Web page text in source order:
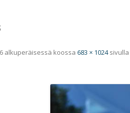
alkuperäisessä koossa 683 × 1024sivulla